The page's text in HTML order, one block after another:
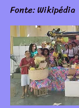
Fonte: Wikipédia